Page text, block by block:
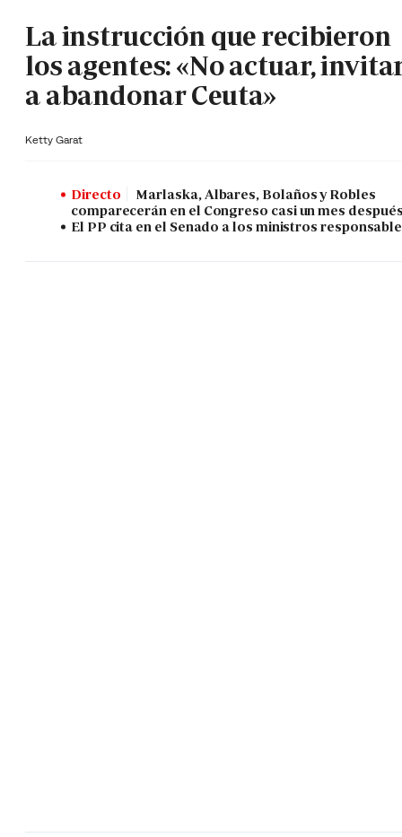
La instrucción que recibieron
los agentes: «No actuar,
a abandonar Ceuta»
Ketty Garat
Directo
Marlaska, Albares, Bolaños y Robles
comparecerán en el Congreso casi un mes
El PP cita en el Senado a los ministros